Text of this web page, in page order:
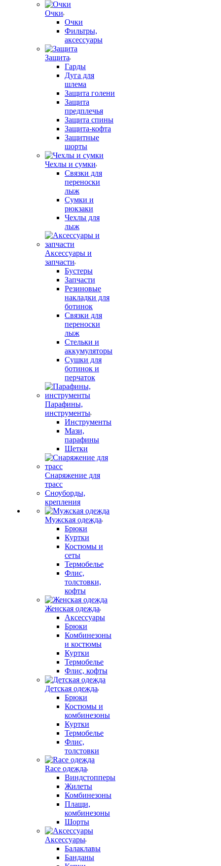
Очки
Очки
Фильтры,
аксессуары
Защита
Гарды
Дуга для
шлема
Защита голени
Защита
предплечья
Защита спины
Защита-кофта
Защитные
шорты
Чехлы и сумки
Связки для
переноски
лыж
Сумки и
рюкзаки
Чехлы для
лыж
Аксессуары и
запчасти
Бустеры
Запчасти
Резиновые
накладки для
ботинок
Связки для
переноски
лыж
Стельки и
аккумуляторы
Сушки для
ботинок и
перчаток
Парафины,
инструменты
Инструменты
Мази,
парафины
Щетки
Снаряжение для
трасс
Сноуборды,
крепления
Мужская одежда
Брюки
Куртки
Костюмы и
сеты
Термобелье
Флис,
толстовки,
кофты
Женская одежда
Аксессуары
Брюки
Комбинезоны
и костюмы
Куртки
Термобелье
Флис, кофты
Детская одежда
Брюки
Костюмы и
комбинезоны
Куртки
Термобелье
Флис,
толстовки
Race одежда
Виндстопперы
Жилеты
Комбинезоны
Плащи,
комбинезоны
Шорты
Аксессуары
Балаклавы
Банданы